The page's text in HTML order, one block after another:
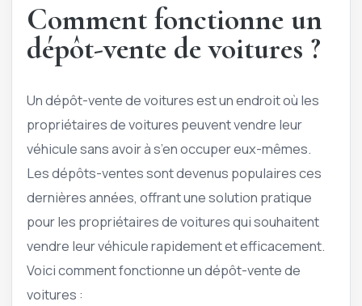
Comment fonctionne un
dépôt-vente de voitures ?
Un dépôt-vente de voitures est un endroit où les
propriétaires de voitures peuvent vendre leur
véhicule sans avoir à s’en occuper eux-mêmes.
Les dépôts-ventes sont devenus populaires ces
dernières années, offrant une solution pratique
pour les propriétaires de voitures qui souhaitent
vendre leur véhicule rapidement et efficacement.
Voici comment fonctionne un dépôt-vente de
voitures :